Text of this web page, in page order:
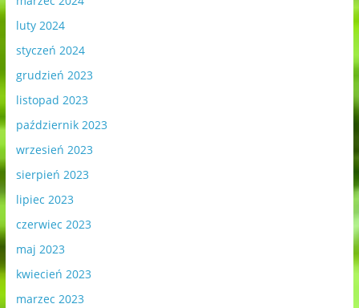
luty 2024
styczeń 2024
grudzień 2023
listopad 2023
październik 2023
wrzesień 2023
sierpień 2023
lipiec 2023
czerwiec 2023
maj 2023
kwiecień 2023
marzec 2023